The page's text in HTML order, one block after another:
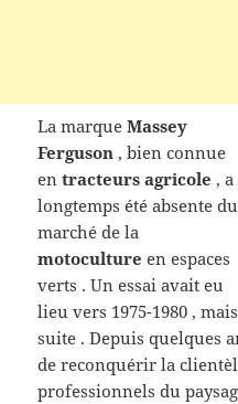
La marqueMassey
Ferguson , bien connue
entracteurs agricole , a
longtemps été absente du
marché de la
motocultureen espaces
verts . Un essai avait eu
lieu vers 1975-1980 ,
suite . Depuis quelques
de reconquérir la
professionnels du